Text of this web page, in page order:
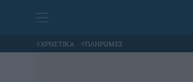
#ΧΡΗΣΤΙΚΑ #ΠΛΗΡΩΜΕΣ